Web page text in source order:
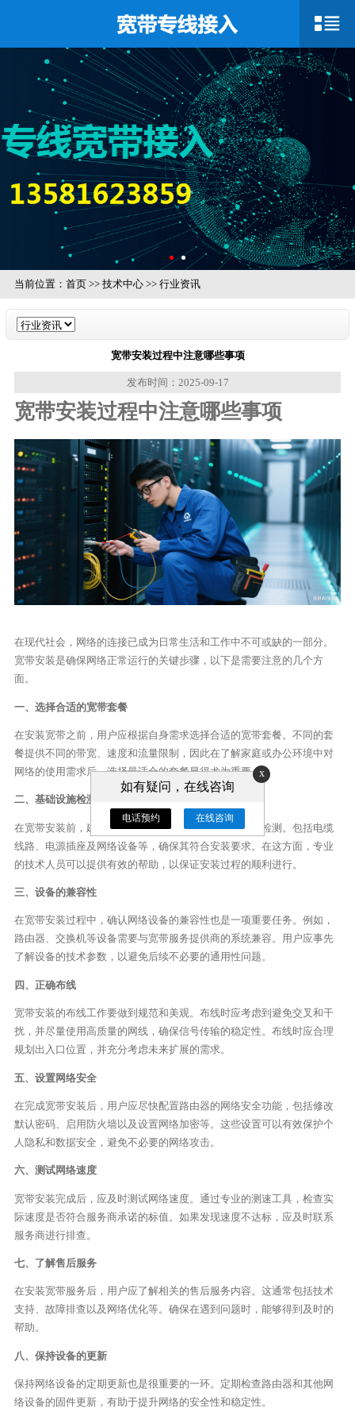
当前位置： 首页>> 技术中心>> 行业资讯
宽带安装过程中注意哪些事项
发布时间：2025-09-17
宽带安装过程中注意哪些事项
在现代社会，网络的连接已成为日常生活和工作中不可或缺的一部分。
宽带安装是确保网络正常运行的关键步骤，以下是需要注意的几个方
面。
一、选择合适的宽带套餐
在安装宽带之前，用户应根据自身需求选择合适的宽带套餐。不同的套
餐提供不同的带宽、速度和流量限制，因此在了解家庭或办公环境中对
网络的使用需求后，选择最适合的套餐显得尤为重要。
二、基础设施检测
在宽带安装前，建议对家庭或办公场所的基础设施进行检测。包括电缆
线路、电源插座及网络设备等，确保其符合安装要求。在这方面，专业
的技术人员可以提供有效的帮助，以保证安装过程的顺利进行。
三、设备的兼容性
在宽带安装过程中，确认网络设备的兼容性也是一项重要任务。例如，
路由器、交换机等设备需要与宽带服务提供商的系统兼容。用户应事先
了解设备的技术参数，以避免后续不必要的通用性问题。
四、正确布线
宽带安装的布线工作要做到规范和美观。布线时应考虑到避免交叉和干
扰，并尽量使用高质量的网线，确保信号传输的稳定性。布线时应合理
规划出入口位置，并充分考虑未来扩展的需求。
五、设置网络安全
在完成宽带安装后，用户应尽快配置路由器的网络安全功能，包括修改
默认密码、启用防火墙以及设置网络加密等。这些设置可以有效保护个
人隐私和数据安全，避免不必要的网络攻击。
六、测试网络速度
宽带安装完成后，应及时测试网络速度。通过专业的测速工具，检查实
际速度是否符合服务商承诺的标值。如果发现速度不达标，应及时联系
服务商进行排查。
七、了解售后服务
在安装宽带服务后，用户应了解相关的售后服务内容。这通常包括技术
支持、故障排查以及网络优化等。确保在遇到问题时，能够得到及时的
帮助。
八、保持设备的更新
保持网络设备的定期更新也是很重要的一环。定期检查路由器和其他网
络设备的固件更新，有助于提升网络的安全性和稳定性。
x
如有疑问，在线咨询
电话预约 在线咨询